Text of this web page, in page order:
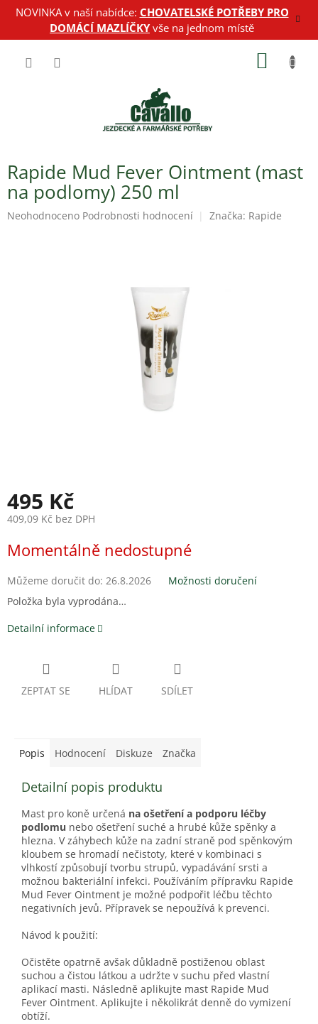
PřejítNOVINKA v naší nabídce: CHOVATELSKÉ POTŘEBY PRO
DOMÁCÍ MAZLÍČKYvše na jednom místě
Rapide Mud Fever Ointment (mast
na podlomy) 250 ml
Průměrné
Neohodnoceno Podrobnosti hodnocení Značka: Rapide
495 Kč
409,09 Kč bez DPH
cena:
Momentálně nedostupné
Můžeme doručit do: 26.8.2026
Možnosti doručení
Položka byla vyprodána…
Detailní informace
ZEPTAT SE HLÍDAT SDÍLET
Popis Hodnocení Diskuze Značka
Detailní popis produktu
Mast pro koně určená na ošetření a podporu léčby
podlomu nebo ošetření suché a hrubé kůže spěnky a
hlezna. V záhybech kůže na zadní straně pod spěnkovým
kloubem se hromadí nečistoty, které v kombinaci s
vlhkostí způsobují tvorbu strupů, vypadávání srsti a
možnou bakteriální infekci. Používáním přípravku Rapide
Mud Fever Ointment je možné podpořit léčbu těchto
negativních jevů. Přípravek se nepoužívá k prevenci.
Návod k použití:
Očistěte opatrně avšak důkladně postiženou oblast
suchou a čistou látkou a udržte v suchu před vlastní
aplikací masti. Následně aplikujte mast Rapide Mud
Fever Ointment. Aplikujte i několikrát denně do vymizení
obtíží.